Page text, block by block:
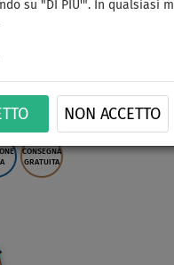
su "DI PIU'". In qualsiasi
NON ACCETTO
-
CONSEGNA
GRATUITA